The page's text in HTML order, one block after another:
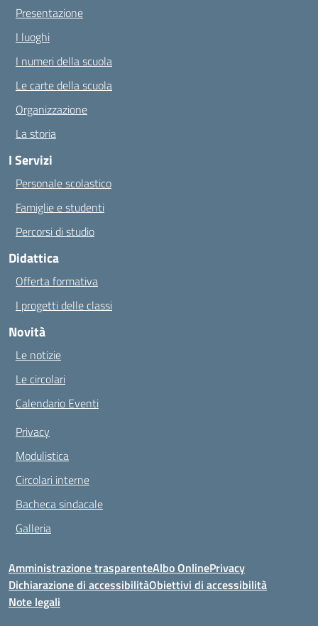
Presentazione
I luoghi
I numeri della scuola
Le carte della scuola
Organizzazione
La storia
I Servizi
Personale scolastico
Famiglie e studenti
Percorsi di studio
Didattica
Offerta formativa
I progetti delle classi
Novità
Le notizie
Le circolari
Calendario Eventi
Privacy
Modulistica
Circolari interne
Bacheca sindacale
Galleria
Amministrazione trasparenteAlbo OnlinePrivacy
Dichiarazione di accessibilitàObiettivi di accessibilità
Note legali